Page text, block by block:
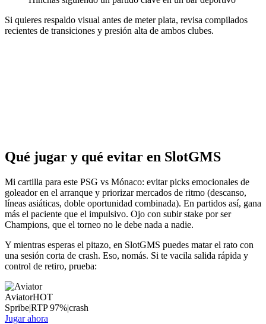
Si quieres respaldo visual antes de meter plata, revisa compilados
recientes de transiciones y presión alta de ambos clubes.
Qué jugar y qué evitar en SlotGMS
Mi cartilla para este PSG vs Mónaco: evitar picks emocionales de
goleador en el arranque y priorizar mercados de ritmo (descanso,
líneas asiáticas, doble oportunidad combinada). En partidos así, gana
más el paciente que el impulsivo. Ojo con subir stake por ser
Champions, que el torneo no le debe nada a nadie.
Y mientras esperas el pitazo, en SlotGMS puedes matar el rato con
una sesión corta de crash. Eso, nomás. Si te vacila salida rápida y
control de retiro, prueba:
AviatorHOT
Spribe|RTP97%|crash
Jugar ahora